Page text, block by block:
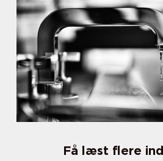
Få læst flere